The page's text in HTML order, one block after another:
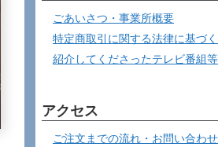
ごあいさつ・事業所概要
特定商取引に関する法律に基づ
紹介してくださったテレビ番組等
アクセス
ご注文までの流れ・お問い合わせ